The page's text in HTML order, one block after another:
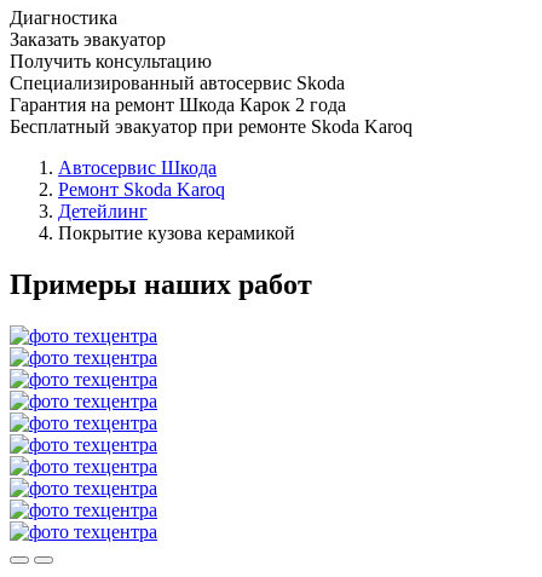
Диагностика
Заказать эвакуатор
Получить консультацию
Специализированный автосервис Skoda
Гарантия на ремонт Шкода Карок 2 года
Бесплатный эвакуатор при ремонте Skoda Karoq
Автосервис Шкода
Ремонт Skoda Karoq
Детейлинг
Покрытие кузова керамикой
Примеры наших работ